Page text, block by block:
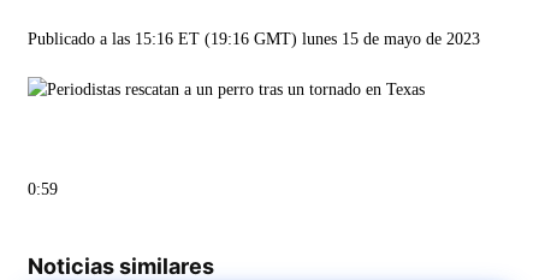
Publicado a las 15:16 ET (19:16 GMT) lunes 15 de mayo de 2023
0:59
Noticias similares